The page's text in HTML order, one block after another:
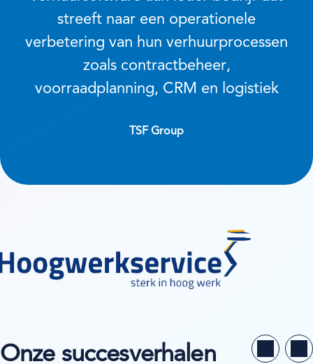
streeft naar een operationele
verbetering van hun verhuurprocessen
zoals contractbeheer,
voorraadplanning, CRM en logistiek
TSF Group
Onze succesverhalen